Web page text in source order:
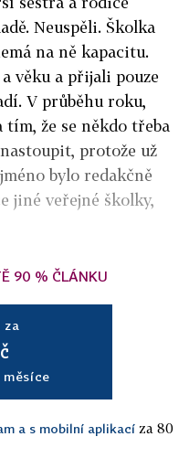
Neuspěli. Školka
na ně kapacitu.
věku a přijali pouze
V průběhu roku,
tím, že se někdo třeba
protože už
bylo redakčně
jiné veřejné školky,
90 % ČLÁNKU
za
a s mobilní aplikací za 80